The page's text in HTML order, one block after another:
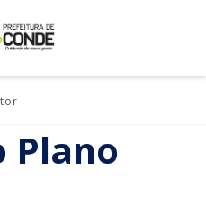
Plano